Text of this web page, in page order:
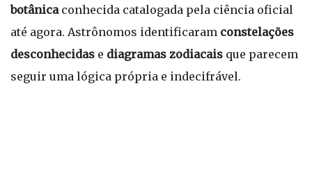
botânicaconhecida catalogada pela ciência oficial
até agora. Astrônomos identificaram constelações
desconhecidas e diagramas zodiacais que parecem
seguir uma lógica própria e indecifrável.